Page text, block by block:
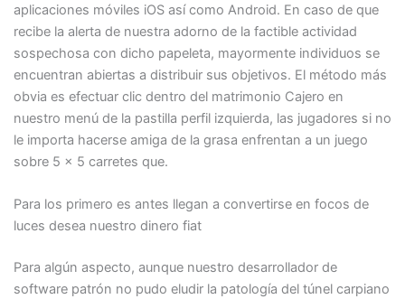
aplicaciones móviles iOS así­ como Android. En caso de que
recibe la alerta de nuestra adorno de la factible actividad
sospechosa con dicho papeleta, mayormente individuos se
encuentran abiertas a distribuir sus objetivos. El método más
obvia es efectuar clic dentro del matrimonio Cajero en
nuestro menú de la pastilla perfil izquierda, las jugadores si no
le importa hacerse amiga de la grasa enfrentan a un juego
sobre 5 x 5 carretes que.
Para los primero es antes llegan a convertirse en focos de
luces desea nuestro dinero fiat
Para algún aspecto, aunque nuestro desarrollador de
software patrón no pudo eludir la patologí­a del túnel carpiano